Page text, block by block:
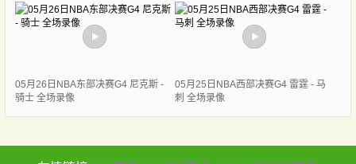
05月26日NBA东部决赛G4 尼克斯 -
骑士 全场录像
05月25日NBA西部决赛G4 雷霆 - 马
刺 全场录像